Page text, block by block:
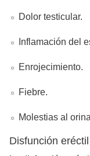
Dolor testicular.
Inflamación del
Enrojecimiento.
Fiebre.
Molestias al
Disfunción eréctil